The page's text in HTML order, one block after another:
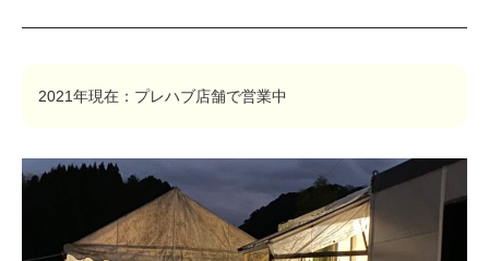
2021年現在：プレハブ店舗で営業中